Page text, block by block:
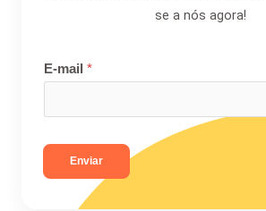
se a nós agora!
E-mail *
Enviar